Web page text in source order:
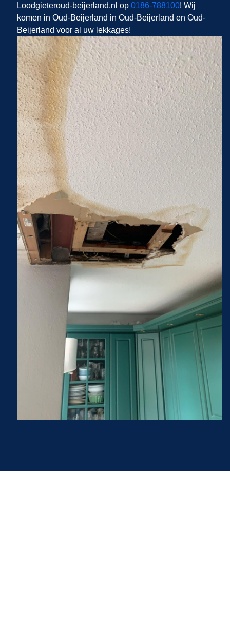
Loodgieteroud-beijerland.nl op 0186-788100! Wij
komen in Oud-Beijerland in Oud-Beijerland en Oud-
Beijerland voor al uw lekkages!